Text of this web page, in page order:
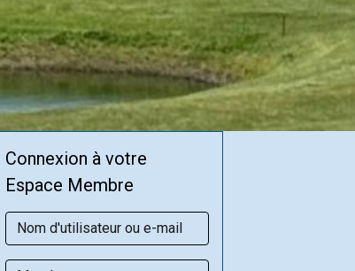
Connexion à votre
Espace Membre